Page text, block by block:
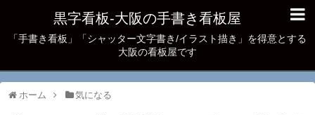
黒字看板‐大阪の手書き看板屋
「手書き看板」「シャッター文字書き/イラスト描き」を得意とする
大阪の看板屋です
ホーム 気になる